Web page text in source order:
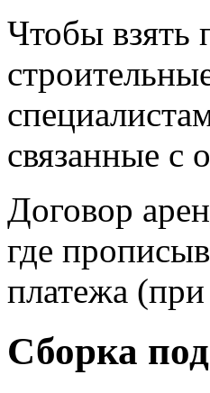
Чтобы
связанные с
Договор
где
платежа
Сборка